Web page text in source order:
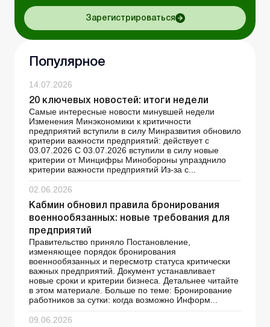
Зарегистрироваться
Популярное
14.07.2026
20 ключевых новостей: итоги недели
Самые интересные новости минувшей недели
Изменения Минэкономики к критичности
предприятий вступили в силу Минразвития обновило
критерии важности предприятий: действует с
03.07.2026 С 03.07.2026 вступили в силу новые
критерии от Минцифры Минобороны упразднило
критерии важности предприятий Из-за с...
02.06.2026
Кабмин обновил правила бронирования
военнообязанных: новые требования для
предприятий
Правительство приняло Постановление,
изменяющее порядок бронирования
военнообязанных и пересмотр статуса критически
важных предприятий. Документ устанавливает
новые сроки и критерии бизнеса. Детальнее читайте
в этом материале. Больше по теме: Бронирование
работников за сутки: когда возможно Информ...
09.06.2026